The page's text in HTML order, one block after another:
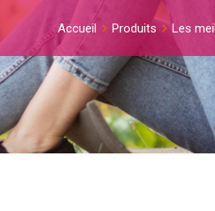
Accueil Produits Les